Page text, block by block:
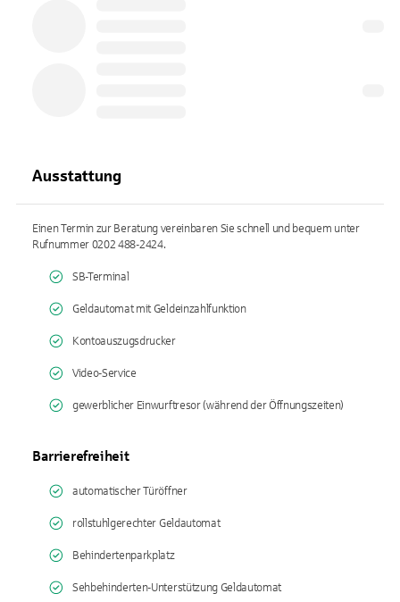
Ausstattung
Einen Termin zur Beratung vereinbaren Sie schnell und bequem unter
Rufnummer 0202 488-2424.
SB-Terminal
Geldautomat mit Geldeinzahlfunktion
Kontoauszugsdrucker
Video-Service
gewerblicher Einwurftresor (während der Öffnungszeiten)
Barrierefreiheit
automatischer Türöffner
rollstuhlgerechter Geldautomat
Behindertenparkplatz
Sehbehinderten-Unterstützung Geldautomat